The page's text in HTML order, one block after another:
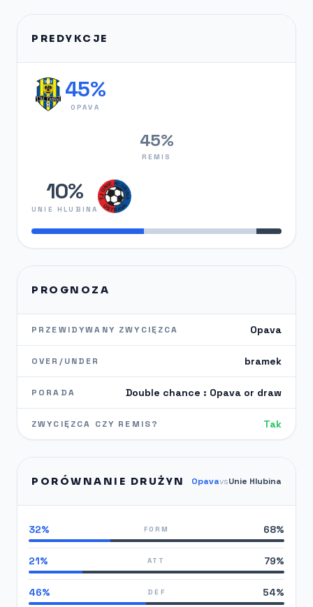
PREDYKCJE
45%
OPAVA
45%
REMIS
10%
UNIE HLUBINA
PROGNOZA
PRZEWIDYWANY ZWYCIĘZCA Opava
OVER/UNDER bramek
PORADA Double chance : Opava or draw
ZWYCIĘZCA CZY REMIS? Tak
PORÓWNANIE DRUŻYN OpavavsUnie Hlubina
32% FORM 68%
21% ATT 79%
46% DEF 54%